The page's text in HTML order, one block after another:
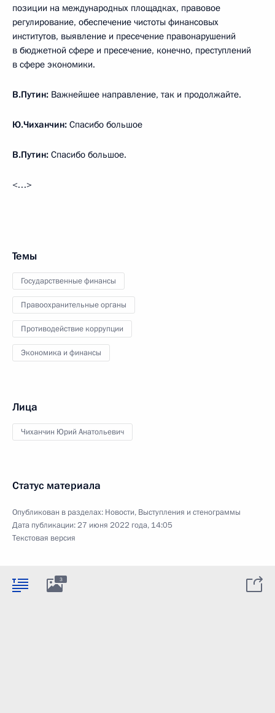
позиции на международных площадках, правовое
регулирование, обеспечение чистоты финансовых
институтов, выявление и пресечение правонарушений
в бюджетной сфере и пресечение, конечно, преступлений
в сфере экономики.
В.Путин: Важнейшее направление, так и продолжайте.
Ю.Чиханчин: Спасибо большое
В.Путин: Спасибо большое.
<…>
Темы
Государственные финансы
Правоохранительные органы
Противодействие коррупции
Экономика и финансы
Лица
Чиханчин Юрий Анатольевич
Статус материала
Опубликован в разделах: Новости, Выступления и стенограммы
Дата публикации:27 июня 2022 года, 14:05
Текстовая версия
3